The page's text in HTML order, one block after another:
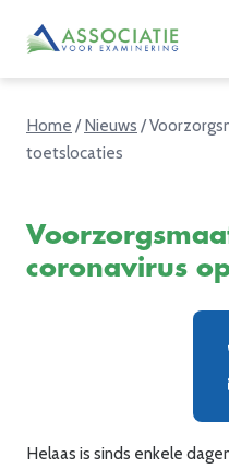
Home /Nieuws /
toetslocaties
coronavirus
Helaas is sinds enkele